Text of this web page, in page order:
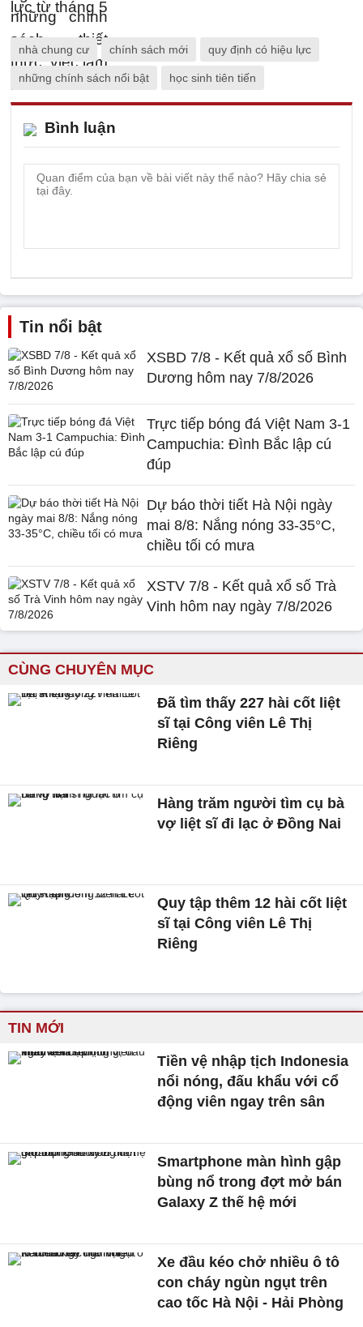
nhà chung cư chính sách mới quy định có hiệu lực
những chính sách nổi bật học sinh tiên tiến
Bình luận
Tin nổi bật
XSBD 7/8 - Kết quả xổ số Bình
Dương hôm nay 7/8/2026
Trực tiếp bóng đá Việt Nam 3-1
Campuchia: Đình Bắc lập cú
đúp
Dự báo thời tiết Hà Nội ngày
mai 8/8: Nắng nóng 33-35°C,
chiều tối có mưa
XSTV 7/8 - Kết quả xổ số Trà
Vinh hôm nay ngày 7/8/2026
CÙNG CHUYÊN MỤC
Đã tìm thấy 227 hài cốt liệt
sĩ tại Công viên Lê Thị
Riêng
Hàng trăm người tìm cụ bà
vợ liệt sĩ đi lạc ở Đồng Nai
Quy tập thêm 12 hài cốt liệt
sĩ tại Công viên Lê Thị
Riêng
TIN MỚI
Tiền vệ nhập tịch Indonesia
nổi nóng, đấu khẩu với cổ
động viên ngay trên sân
Smartphone màn hình gập
bùng nổ trong đợt mở bán
Galaxy Z thế hệ mới
Xe đầu kéo chở nhiều ô tô
con cháy ngùn ngụt trên
cao tốc Hà Nội - Hải Phòng